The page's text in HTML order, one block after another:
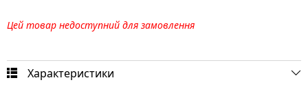
Цей товар недоступний для замовлення
Характеристики